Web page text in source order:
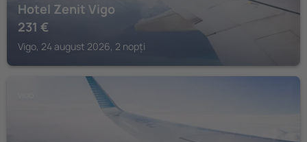
Hotel Zenit Vigo
231 €
Vigo, 24 august 2026, 2 nopți